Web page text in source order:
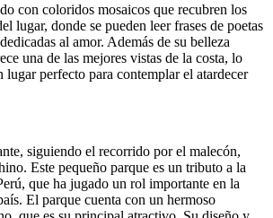
con coloridos mosaicos que recubren los
lugar, donde se pueden leer frases de poetas
al amor. Además de su belleza
una de las mejores vistas de la costa, lo
lugar perfecto para contemplar el atardecer
siguiendo el recorrido por el malecón,
Este pequeño parque es un tributo a la
que ha jugado un rol importante en la
El parque cuenta con un hermoso